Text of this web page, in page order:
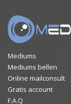
Mediums
Mediums bellen
Online mailconsult
Gratis account
F.A.Q